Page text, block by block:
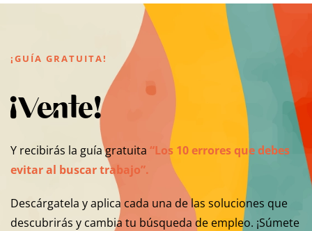
¡GUÍA GRATUITA!
¡Vente!
Y recibirás la guía gratuita “Los 10 errores que debes
evitar al buscar trabajo”.
Descárgatela y aplica cada una de las soluciones que
descubrirás y cambia tu búsqueda de empleo. ¡Súmete